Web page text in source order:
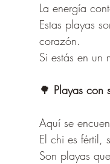
La energía
Estas playas
corazón.
Si estás en un
🌳 Playas con
Aquí se
El chi es fértil,
Son playas